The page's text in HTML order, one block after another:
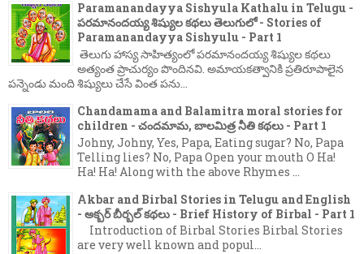
Paramanandayya Sishyula Kathalu in Telugu -
పరమానందయ్య శిష్యుల కథలు తెలుగులో - Stories of
Paramanandayya Sishyulu - Part 1
తెలుగు హాస్య సాహిత్యంలో పరమానందయ్య శిష్యుల కథలు
అత్యంత ప్రాచుర్యం పొందినవి. అమాయకత్వానికి ప్రతిరూపాలైన
పన్నెండు మంది శిష్యులు చేసే వింత పను...
Chandamama and Balamitra moral stories for
children - చందమామ, బాలమిత్ర నీతి కథలు - Part 1
Johny, Johny, Yes, Papa, Eating sugar? No, Papa
Telling lies? No, Papa Open your mouth O Ha!
Ha! Ha! Along with the above Rhymes ...
Akbar and Birbal Stories in Telugu and English
- అక్బర్ బీర్బల్ కథలు - Brief History of Birbal - Part 1
Introduction of Birbal Stories Birbal Stories
are very well known and popul...